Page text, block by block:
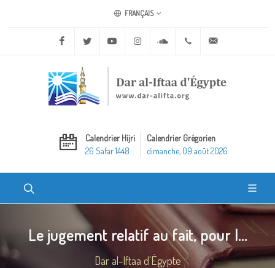
FRANÇAIS
Facebook Twitter Youtube Instagram Soundcloud+20 2 25970400
Calendrier Hijri
26 Safar 1448
Calendrier Grégorien
dimanche, 09 août 2026
Le jugement relatif au fait, pour l...
Dar al-Iftaa d'Égypte